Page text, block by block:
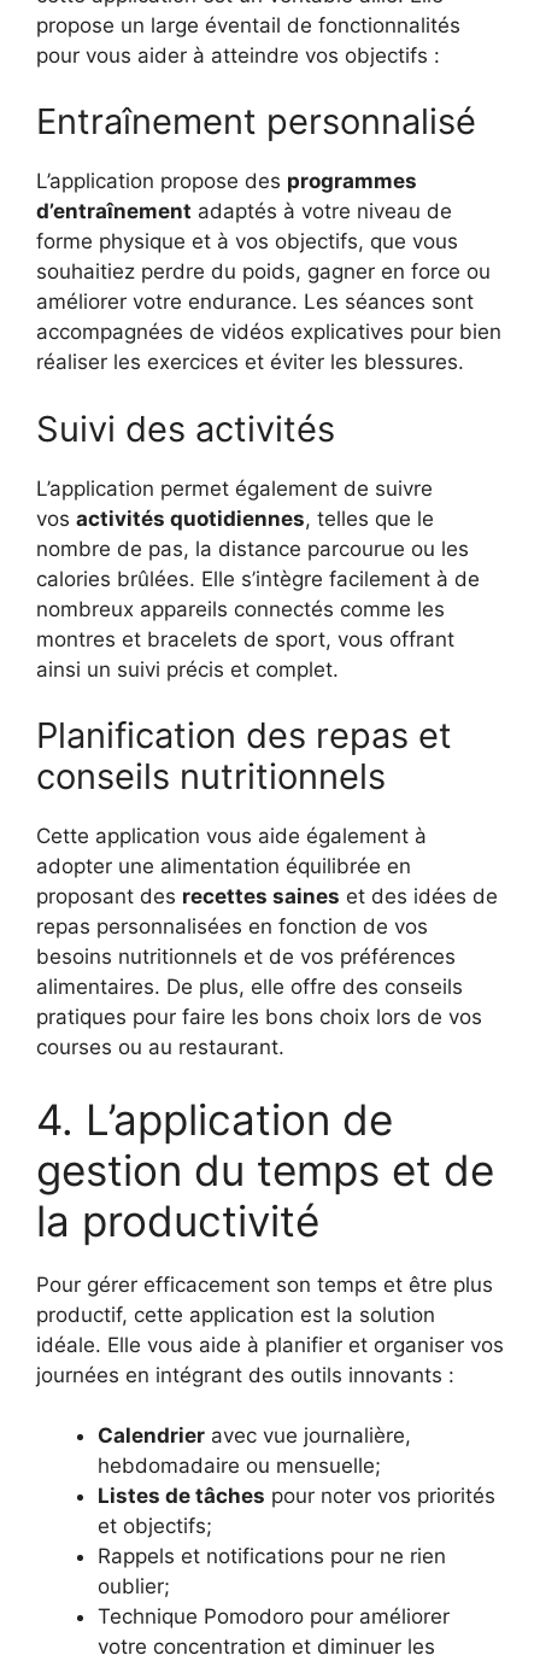
propose un large éventail de fonctionnalités
pour vous aider à atteindre vos objectifs :
Entraînement personnalisé
L’application propose des programmes
d’entraînement adaptés à votre niveau de
forme physique et à vos objectifs, que vous
souhaitiez perdre du poids, gagner en force ou
améliorer votre endurance. Les séances sont
accompagnées de vidéos explicatives pour bien
réaliser les exercices et éviter les blessures.
Suivi des activités
L’application permet également de suivre
vos activités quotidiennes, telles que le
nombre de pas, la distance parcourue ou les
calories brûlées. Elle s’intègre facilement à de
nombreux appareils connectés comme les
montres et bracelets de sport, vous offrant
ainsi un suivi précis et complet.
Planification des repas et
conseils nutritionnels
Cette application vous aide également à
adopter une alimentation équilibrée en
proposant des recettes saines et des idées de
repas personnalisées en fonction de vos
besoins nutritionnels et de vos préférences
alimentaires. De plus, elle offre des conseils
pratiques pour faire les bons choix lors de vos
courses ou au restaurant.
4. L’application de
gestion du temps et de
la productivité
Pour gérer efficacement son temps et être plus
productif, cette application est la solution
idéale. Elle vous aide à planifier et organiser vos
journées en intégrant des outils innovants :
Calendrier avec vue journalière,
hebdomadaire ou mensuelle;
Listes de tâches pour noter vos priorités
et objectifs;
Rappels et notifications pour ne rien
oublier;
Technique Pomodoro pour améliorer
votre concentration et diminuer les